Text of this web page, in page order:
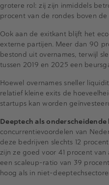
grotere rol: zij zijn inmiddels
procent van de rondes boven de
Ook aan de exitkant blijft het
externe partijen. Meer dan 90
bestond uit overnames, terwijl
tussen 2019 en 2025 een
Hoewel overnames sneller
relatief kleine exits de
startups kan worden
Deeptech als onderscheidende
concurrentievoordelen van
deze bedrijven slechts 12
zijn ze goed voor 41 procent
een scaleup-ratio van 39
hoog als in niet-